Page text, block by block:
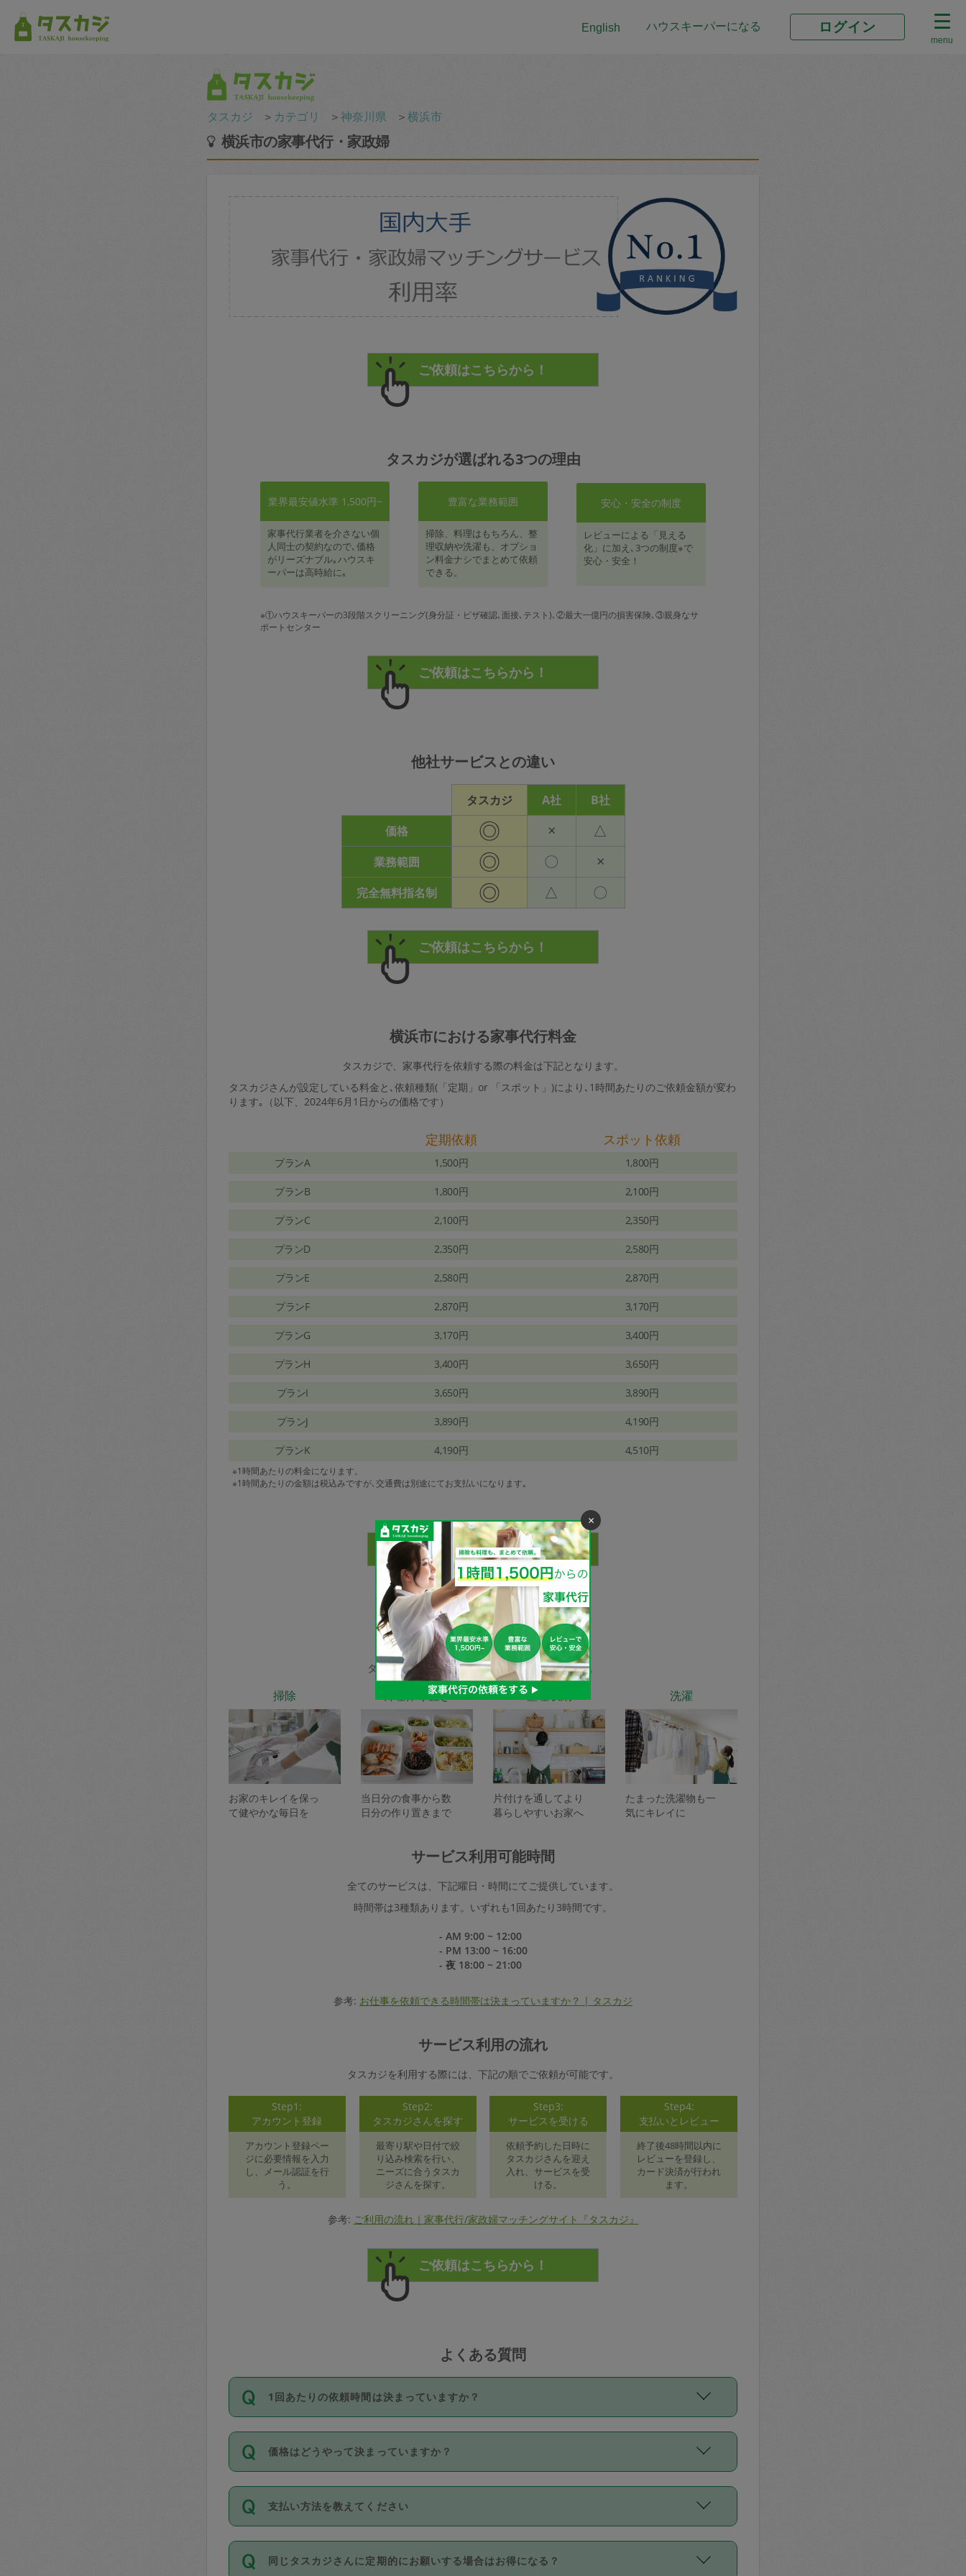
English ハウスキーパーになる ログイン
menu
タスカジ ＞ カテゴリ ＞神奈川県 ＞横浜市
横浜市の家事代行・家政婦
タスカジが選ばれる3つの理由
業界最安値水準 1,500円~
家事代行業者を介さない個
人同士の契約なので､価格
がリーズナブル｡ハウスキ
ーパーは高時給に｡
豊富な業務範囲
掃除、料理はもちろん、整
理収納や洗濯も、オプショ
ン料金ナシでまとめて依頼
できる。
安心・安全の制度
レビューによる「見える
化」に加え､3つの制度※で
安心・安全！
※①ハウスキーパーの3段階スクリーニング(身分証・ビザ確認､面接､テスト)､②最大一億円の損害保険､③親身なサ
ポートセンター
他社サービスとの違い
タスカジ A社
B社
価格
◎ × △
業務範囲 ◎ 〇 ×
完全無料指名制 ◎ △ 〇
横浜市における家事代行料金
タスカジで、家事代行を依頼する際の料金は下記となります。
タスカジさんが設定している料金と､依頼種類(「定期」or 「スポット」)により､1時間あたりのご依頼金額が変わ
ります｡（以下、2024年6月1日からの価格です）
定期依頼 スポット依頼
プランA 1,500円 1,800円
プランB 1,800円 2,100円
プランC 2,100円 2,350円
プランD 2,350円 2,580円
プランE 2,580円 2,870円
プランF 2,870円 3,170円
プランG 3,170円 3,400円
プランH 3,400円 3,650円
プランI 3,650円 3,890円
プランJ 3,890円 4,190円
プランK 4,190円 4,510円
※1時間あたりの料金になります。
※1時間あたりの金額は税込みですが､交通費は別途にてお支払いになります｡
家事代行サービスの種類
タスカジで依頼できるサービスは下記となります。
掃除
お家のキレイを保っ
て健やかな毎日を
料理作り置き
当日分の食事から数
日分の作り置きまで
整理収納
片付けを通してより
暮らしやすいお家へ
洗濯
たまった洗濯物も一
気にキレイに
サービス利用可能時間
全てのサービスは、下記曜日・時間にてご提供しています。
時間帯は3種類あります。いずれも1回あたり3時間です。
- AM 9:00 ~ 12:00
- PM 13:00 ~ 16:00
- 夜 18:00 ~ 21:00
参考: お仕事を依頼できる時間帯は決まっていますか？ | タスカジ
サービス利用の流れ
タスカジを利用する際には、下記の順でご依頼が可能です。
Step1:
アカウント登録
アカウント登録ペー
ジに必要情報を入力
し、メール認証を行
う。
Step2:
タスカジさんを探す
最寄り駅や日付で絞
り込み検索を行い、
ニーズに合うタスカ
ジさんを探す。
Step3:
サービスを受ける
依頼予約した日時に
タスカジさんを迎え
入れ、サービスを受
ける。
Step4:
支払いとレビュー
終了後48時間以内に
レビューを登録し、
カード決済が行われ
ます。
参考: ご利用の流れ｜家事代行/家政婦マッチングサイト『タスカジ』
よくある質問
1回あたりの依頼時間は決まっていますか？
依頼1回につき3時間固定です。3時間を超えて依頼したい場合は、延長機能をご利用くださ
い。機能をご利用いただくには、タスカジさんに事前に相談し、合意の上事前申請すること
が必要です。なお、3時間を下回っても、値引き等はございません。
価格はどうやって決まっていますか？
11種類の価格帯の中からタスカジさん自身が価格を選んで設定しています。
タスカジさんの価格設定には最初は制限があり、レビュー件数、レビューの平均値、などで
除々に設定可能な最高額が上がっていく仕組みになっています。
支払い方法を教えてください
お支払方法はクレジットカード（Visa／Master／JCB／AMERICAN EXPRESS／Diners
Club）のみとなります。
同じタスカジさんに定期的にお願いする場合はお得になる？
×